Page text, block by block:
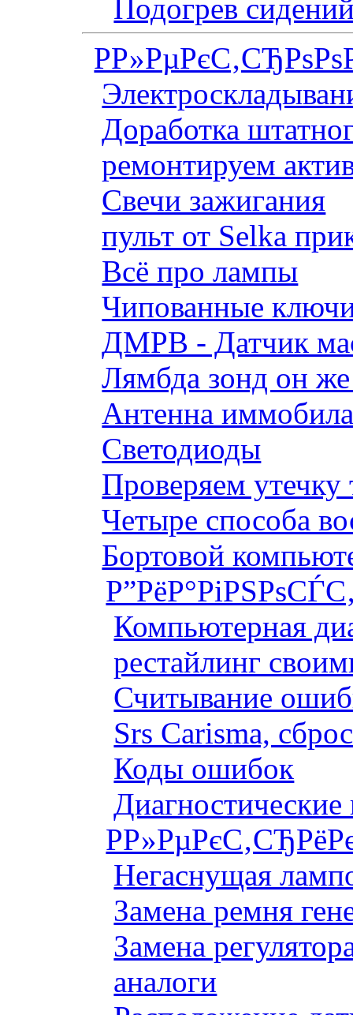
Подогрев
Доработка
ремонтируем
Свечи зажигания
пульт от Selka
Всё про лампы
Чипованные
ДМРВ - Датчик
Лямбда зонд он
Антенна
Светодиоды
Проверяем утечку
Четыре способа
Бортовой
Компьютерная
рестайлинг
Считывание
Srs Carisma,
Коды ошибок
Негаснущая
Замена ремня
Замена
аналоги